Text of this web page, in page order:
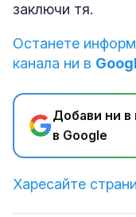
заключи тя.
Останете
канала ни в
Добави ни в
в Google
Харесайте